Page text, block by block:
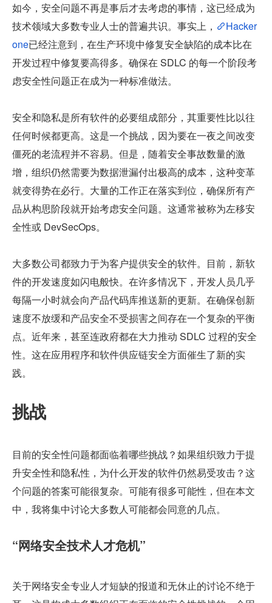
如今，安全问题不再是事后才去考虑的事情，这已经成为
技术领域大多数专业人士的普遍共识。事实上，
Hacker
one已经注意到，在生产环境中修复安全缺陷的成本比在
开发过程中修复要高得多。确保在 SDLC 的每一个阶段考
虑安全性问题正在成为一种标准做法。
安全和隐私是所有软件的必要组成部分，其重要性比以往
任何时候都更高。这是一个挑战，因为要在一夜之间改变
僵死的老流程并不容易。但是，随着安全事故数量的激
增，组织仍然需要为数据泄漏付出极高的成本，这种变革
就变得势在必行。大量的工作正在落实到位，确保所有产
品从构思阶段就开始考虑安全问题。这通常被称为左移安
全性或 DevSecOps。
大多数公司都致力于为客户提供安全的软件。目前，新软
件的开发速度如闪电般快。在许多情况下，开发人员几乎
每隔一小时就会向产品代码库推送新的更新。在确保创新
速度不放缓和产品安全不受损害之间存在一个复杂的平衡
点。近年来，甚至连政府都在大力推动 SDLC 过程的安全
性。这在应用程序和软件供应链安全方面催生了新的实
践。
挑战
目前的安全性问题都面临着哪些挑战？如果组织致力于提
升安全性和隐私性，为什么开发的软件仍然易受攻击？这
个问题的答案可能很复杂。可能有很多可能性，但在本文
中，我将集中讨论大多数人可能都会同意的几点。
“网络安全技术人才危机”
关于网络安全专业人才短缺的报道和无休止的讨论不绝于